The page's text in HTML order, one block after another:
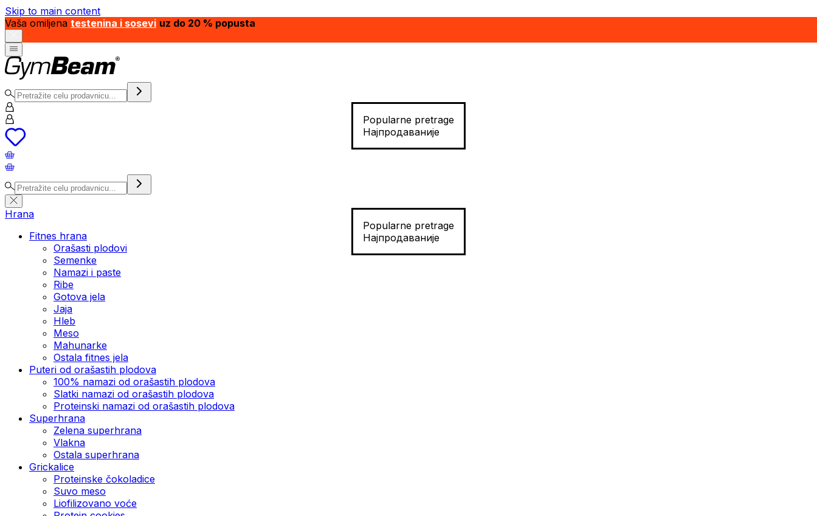
Skip to main content
Vaša omiljena testenina i sosevi uz do 20 % popusta
Popularne pretrage
Најпродаваније
Popularne pretrage
Најпродаваније
Hrana
Fitnes hrana
Orašasti plodovi
Semenke
Namazi i paste
Ribe
Gotova jela
Јаја
Hleb
Meso
Mahunarke
Ostala fitnes jela
Puteri od orašastih plodova
100% namazi od orašastih plodova
Slatki namazi od orašastih plodova
Proteinski namazi od orašastih plodova
Superhrana
Zelena superhrana
Vlakna
Ostala superhrana
Grickalice
Proteinske čokoladice
Suvo meso
Liofilizovano voće